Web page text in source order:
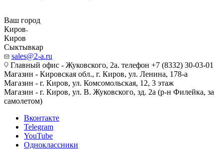
Ваш город
Киров
Киров
Сыктывкар
sales@2-a.ru
Главный офис - Жуковского, 2а. телефон +7 (8332) 30-03-01
Магазин - Кировская обл., г. Киров, ул. Ленина, 178-а
Магазин - г. Киров, ул. Комсомольская, 12, 3 этаж
Магазин - г. Киров, ул. В. Жуковского, зд. 2а (р-н Филейка, за
самолетом)
Вконтакте
Telegram
YouTube
Одноклассники